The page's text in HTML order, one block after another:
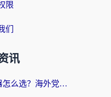
限
们
讯
国外翻回国内的加速器怎么选？海外党亲测实用指南，告别地域限制